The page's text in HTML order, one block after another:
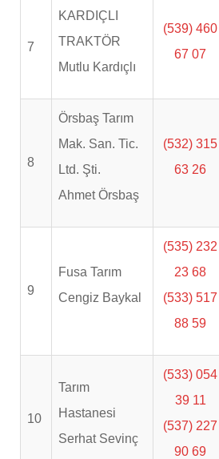
7
KARDIÇLI
TRAKTÖR
Mutlu Kardıçlı
(539) 460
67 07
8
Örsbaş Tarım
Mak. San. Tic.
Ltd. Şti.
Ahmet Örsbaş
(532) 315
63 26
9
Fusa Tarım
Cengiz Baykal
(535) 232
23 68
(533) 517
88 59
10
Tarım
Hastanesi
Serhat Sevinç
(533) 054
39 11
(537) 227
90 69